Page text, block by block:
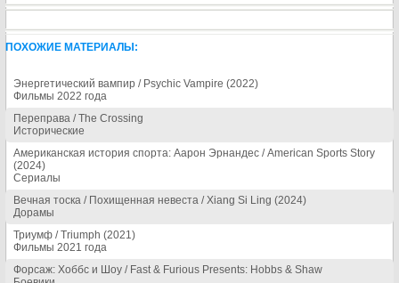
ПОХОЖИЕ МАТЕРИАЛЫ:
Энергетический вампир / Psychic Vampire (2022)
Фильмы 2022 года
Переправа / The Crossing
Исторические
Американская история спорта: Аарон Эрнандес / American Sports Story
(2024)
Сериалы
Вечная тоска / Похищенная невеста / Xiang Si Ling (2024)
Дорамы
Триумф / Triumph (2021)
Фильмы 2021 года
Форсаж: Хоббс и Шоу / Fast & Furious Presents: Hobbs & Shaw